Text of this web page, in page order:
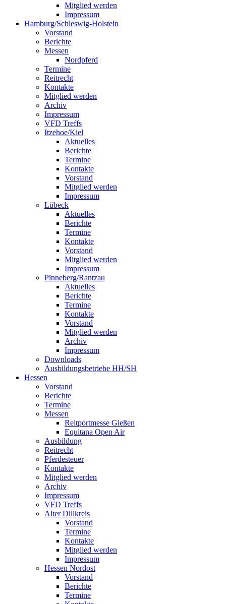
Mitglied werden
Impressum
Hamburg/Schleswig-Holstein
Vorstand
Berichte
Messen
Nordpferd
Termine
Reitrecht
Kontakte
Mitglied werden
Archiv
Impressum
VFD Treffs
Itzehoe/Kiel
Aktuelles
Berichte
Termine
Kontakte
Vorstand
Mitglied werden
Impressum
Lübeck
Aktuelles
Berichte
Termine
Kontakte
Vorstand
Mitglied werden
Impressum
Pinneberg/Rantzau
Aktuelles
Berichte
Termine
Kontakte
Vorstand
Mitglied werden
Archiv
Impressum
Downloads
Ausbildungsbetriebe HH/SH
Hessen
Vorstand
Berichte
Termine
Messen
Reitportmesse Gießen
Equitana Open Air
Ausbildung
Reitrecht
Pferdesteuer
Kontakte
Mitglied werden
Archiv
Impressum
VFD Treffs
Alter Dillkreis
Vorstand
Termine
Kontakte
Mitglied werden
Impressum
Hessen Nordost
Vorstand
Berichte
Termine